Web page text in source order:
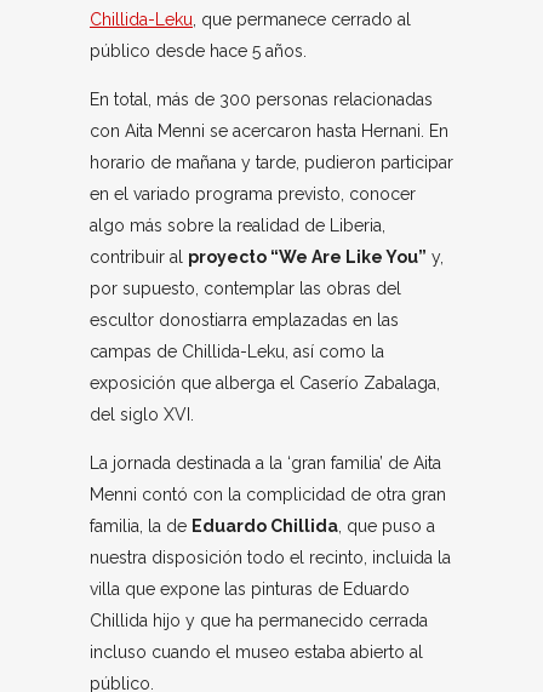
Chillida-Leku, que permanece cerrado al
público desde hace 5 años.
En total, más de 300 personas relacionadas
con Aita Menni se acercaron hasta Hernani. En
horario de mañana y tarde, pudieron participar
en el variado programa previsto, conocer
algo más sobre la realidad de Liberia,
contribuir al proyecto “We Are Like You” y,
por supuesto, contemplar las obras del
escultor donostiarra emplazadas en las
campas de Chillida-Leku, así como la
exposición que alberga el Caserío Zabalaga,
del siglo XVI.
La jornada destinada a la ‘gran familia’ de Aita
Menni contó con la complicidad de otra gran
familia, la de Eduardo Chillida, que puso a
nuestra disposición todo el recinto, incluida la
villa que expone las pinturas de Eduardo
Chillida hijo y que ha permanecido cerrada
incluso cuando el museo estaba abierto al
público.